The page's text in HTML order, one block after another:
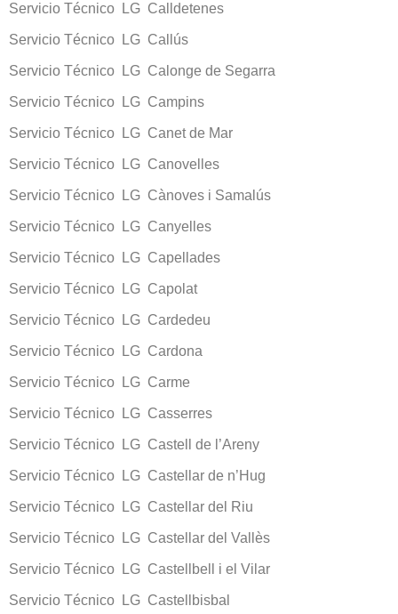
Servicio Técnico LG Calldetenes
Servicio Técnico LG Callús
Servicio Técnico LG Calonge de Segarra
Servicio Técnico LG Campins
Servicio Técnico LG Canet de Mar
Servicio Técnico LG Canovelles
Servicio Técnico LG Cànoves i Samalús
Servicio Técnico LG Canyelles
Servicio Técnico LG Capellades
Servicio Técnico LG Capolat
Servicio Técnico LG Cardedeu
Servicio Técnico LG Cardona
Servicio Técnico LG Carme
Servicio Técnico LG Casserres
Servicio Técnico LG Castell de l’Areny
Servicio Técnico LG Castellar de n’Hug
Servicio Técnico LG Castellar del Riu
Servicio Técnico LG Castellar del Vallès
Servicio Técnico LG Castellbell i el Vilar
Servicio Técnico LG Castellbisbal